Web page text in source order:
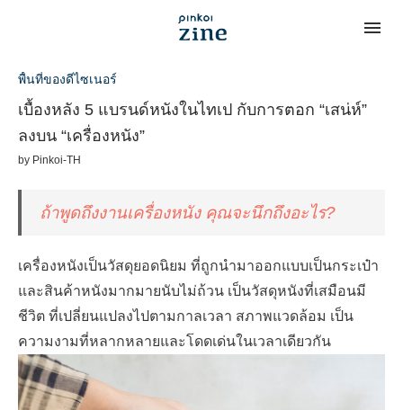
พื้นที่ของดีไซเนอร์
เบื้องหลัง 5 แบรนด์หนังในไทเป กับการตอก “เสน่ห์”
ลงบน “เครื่องหนัง”
by Pinkoi-TH
ถ้าพูดถึงงานเครื่องหนัง คุณจะนึกถึงอะไร?
เครื่องหนังเป็นวัสดุยอดนิยม ที่ถูกนำมาออกแบบเป็นกระเป๋า
และสินค้าหนังมากมายนับไม่ถ้วน เป็นวัสดุหนังที่เสมือนมี
ชีวิต ที่เปลี่ยนแปลงไปตามกาลเวลา สภาพแวดล้อม เป็น
ความงามที่หลากหลายและโดดเด่นในเวลาเดียวกัน